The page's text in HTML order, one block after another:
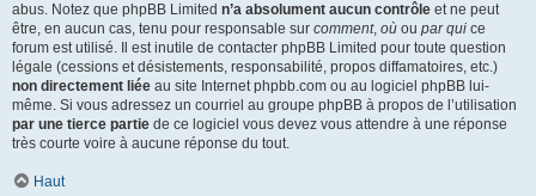
abus. Notez que phpBB Limited n’a absolument aucun contrôle et ne peut
être, en aucun cas, tenu pour responsable sur comment, où ou par qui ce
forum est utilisé. Il est inutile de contacter phpBB Limited pour toute question
légale (cessions et désistements, responsabilité, propos diffamatoires, etc.)
non directement liée au site Internet phpbb.com ou au logiciel phpBB lui-
même. Si vous adressez un courriel au groupe phpBB à propos de l’utilisation
par une tierce partie de ce logiciel vous devez vous attendre à une réponse
très courte voire à aucune réponse du tout.
Haut